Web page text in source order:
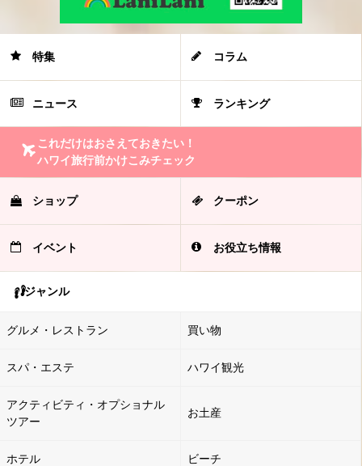
特集 コラム
ニュース ランキング
これだけはおさえておきたい！
ハワイ旅行前かけこみチェック
ショップ クーポン
イベント お役立ち情報
ジャンル
グルメ・レストラン 買い物
スパ・エステ ハワイ観光
アクティビティ・オプショナル
ツアー
お土産
ホテル ビーチ